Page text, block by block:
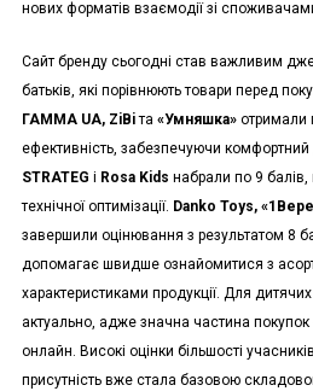
нових форматів взаємодії зі
Сайт бренду сьогодні став важливим
батьків, які порівнюють товари перед
ГАММА UA, ZiBiта «Умняшка»отримали
ефективність, забезпечуючи комфортний
STRATEG і Rosa Kids набрали по 9
технічної оптимізації. Danko Toys,
завершили оцінювання з результатом 8
допомагає швидше ознайомитися з
характеристиками продукції. Для
актуально, адже значна частина покупок
онлайн. Високі оцінки більшості
присутність вже стала базовою